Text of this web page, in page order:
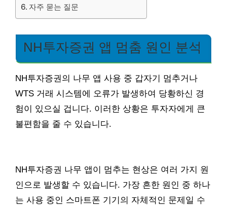
자주 묻는 질문
NH투자증권 앱 멈춤 원인 분석
NH투자증권의 나무 앱 사용 중 갑자기 멈추거나
WTS 거래 시스템에 오류가 발생하여 당황하신 경
험이 있으실 겁니다. 이러한 상황은 투자자에게 큰
불편함을 줄 수 있습니다.
NH투자증권 나무 앱이 멈추는 현상은 여러 가지 원
인으로 발생할 수 있습니다. 가장 흔한 원인 중 하나
는 사용 중인 스마트폰 기기의 자체적인 문제일 수